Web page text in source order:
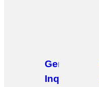
General
Inquiries